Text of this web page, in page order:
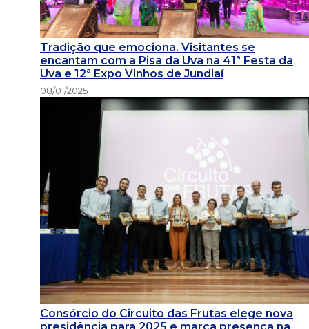
Tradição que emociona. Visitantes se
encantam com a Pisa da Uva na 41ª Festa da
Uva e 12ª Expo Vinhos de Jundiaí
08/01/2025
Consórcio do Circuito das Frutas elege nova
presidência para 2025 e marca presença na